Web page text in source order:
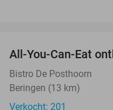
All-You-Can-Eat
Bistro De Posthoorn
Beringen (13 km)
Verkocht: 201